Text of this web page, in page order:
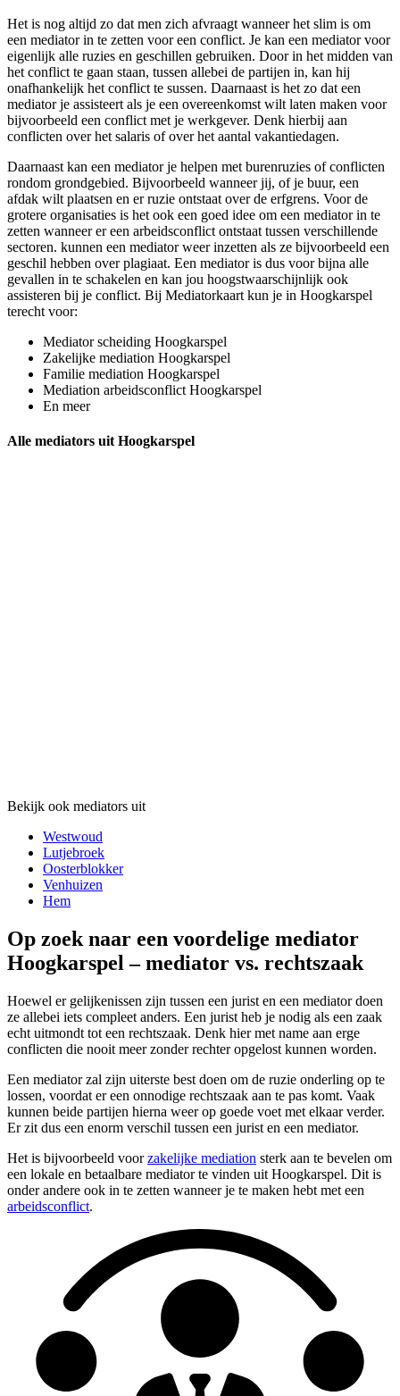
Het is nog altijd zo dat men zich afvraagt wanneer het slim is om
een mediator in te zetten voor een conflict. Je kan een mediator voor
eigenlijk alle ruzies en geschillen gebruiken. Door in het midden van
het conflict te gaan staan, tussen allebei de partijen in, kan hij
onafhankelijk het conflict te sussen. Daarnaast is het zo dat een
mediator je assisteert als je een overeenkomst wilt laten maken voor
bijvoorbeeld een conflict met je werkgever. Denk hierbij aan
conflicten over het salaris of over het aantal vakantiedagen.
Daarnaast kan een mediator je helpen met burenruzies of conflicten
rondom grondgebied. Bijvoorbeeld wanneer jij, of je buur, een
afdak wilt plaatsen en er ruzie ontstaat over de erfgrens. Voor de
grotere organisaties is het ook een goed idee om een mediator in te
zetten wanneer er een arbeidsconflict ontstaat tussen verschillende
sectoren. kunnen een mediator weer inzetten als ze bijvoorbeeld een
geschil hebben over plagiaat. Een mediator is dus voor bijna alle
gevallen in te schakelen en kan jou hoogstwaarschijnlijk ook
assisteren bij je conflict. Bij Mediatorkaart kun je in Hoogkarspel
terecht voor:
Mediator scheiding Hoogkarspel
Zakelijke mediation Hoogkarspel
Familie mediation Hoogkarspel
Mediation arbeidsconflict Hoogkarspel
En meer
Alle mediators uit Hoogkarspel
Bekijk ook mediators uit
Westwoud
Lutjebroek
Oosterblokker
Venhuizen
Hem
Op zoek naar een voordelige mediator
Hoogkarspel – mediator vs. rechtszaak
Hoewel er gelijkenissen zijn tussen een jurist en een mediator doen
ze allebei iets compleet anders. Een jurist heb je nodig als een zaak
echt uitmondt tot een rechtszaak. Denk hier met name aan erge
conflicten die nooit meer zonder rechter opgelost kunnen worden.
Een mediator zal zijn uiterste best doen om de ruzie onderling op te
lossen, voordat er een onnodige rechtszaak aan te pas komt. Vaak
kunnen beide partijen hierna weer op goede voet met elkaar verder.
Er zit dus een enorm verschil tussen een jurist en een mediator.
Het is bijvoorbeeld voorzakelijke mediation sterk aan te bevelen om
een lokale en betaalbare mediator te vinden uit Hoogkarspel. Dit is
onder andere ook in te zetten wanneer je te maken hebt met een
arbeidsconflict.